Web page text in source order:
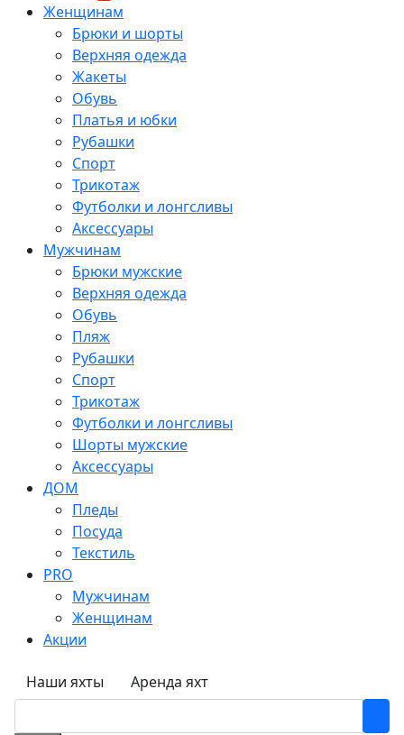
Женщинам
Брюки и шорты
Верхняя одежда
Жакеты
Обувь
Платья и юбки
Рубашки
Спорт
Трикотаж
Футболки и лонгсливы
Аксессуары
Мужчинам
Брюки мужские
Верхняя одежда
Обувь
Пляж
Рубашки
Спорт
Трикотаж
Футболки и лонгсливы
Шорты мужские
Аксессуары
ДОМ
Пледы
Посуда
Текстиль
PRO
Мужчинам
Женщинам
Акции
Наши яхты Аренда яхт